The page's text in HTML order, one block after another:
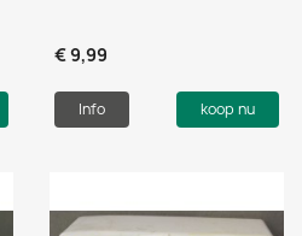
€ 9,99
Info koop nu